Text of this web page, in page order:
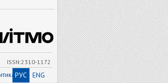
ISSN:2310-1172
РУС ENG